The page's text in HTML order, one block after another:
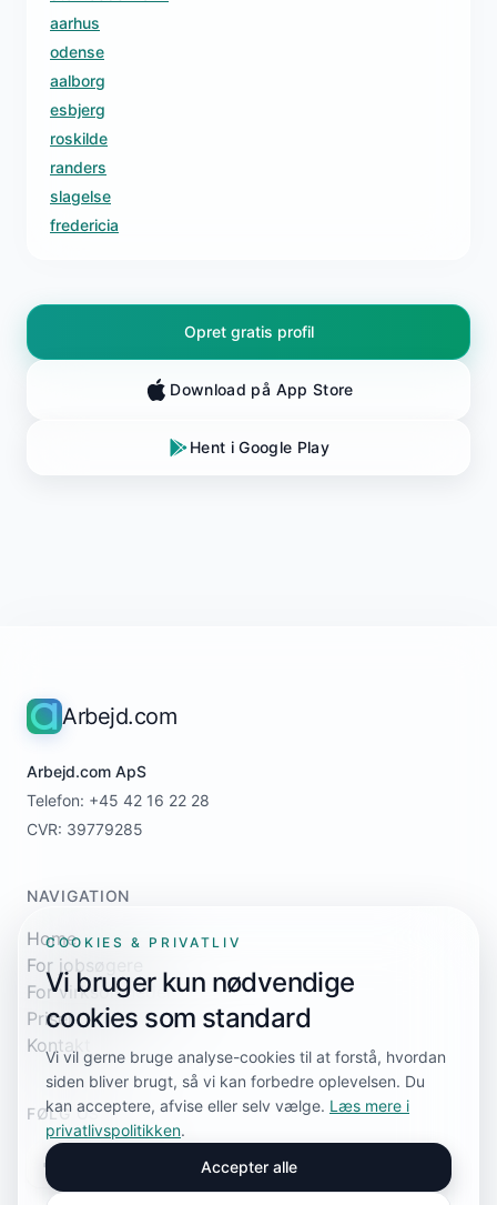
aarhus
odense
aalborg
esbjerg
roskilde
randers
slagelse
fredericia
Opret gratis profil
Download på App Store
Hent i Google Play
Arbejd.com
Arbejd.com ApS
Telefon: +45 42 16 22 28
CVR: 39779285
NAVIGATION
Home
For jobsøgere
For virksomheder
Priser
Kontakt
FØLG OS
COOKIES & PRIVATLIV
Vi bruger kun nødvendige
cookies som standard
Vi vil gerne bruge analyse-cookies til at forstå, hvordan
siden bliver brugt, så vi kan forbedre oplevelsen. Du
kan acceptere, afvise eller selv vælge. Læs mere i
privatlivspolitikken.
Accepter alle